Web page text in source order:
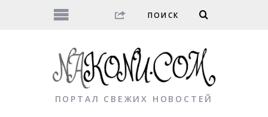
ПОРТАЛ СВЕЖИХ НОВОСТЕЙ